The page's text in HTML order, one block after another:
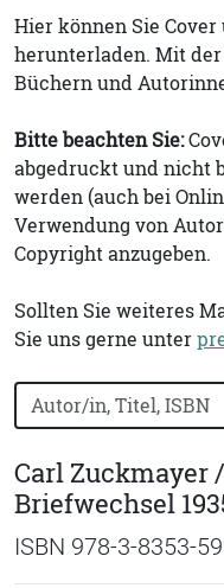
Hier können Sie
herunterladen. Mit
Büchern und
Bitte beachten Sie:
abgedruckt und nicht
werden (auch bei
Verwendung von
Copyright anzugeben.
Sollten Sie weiteres
Sie uns gerne unter
Bücher nach
Carl Zuckmayer
Briefwechsel
ISBN 978-3-8353-